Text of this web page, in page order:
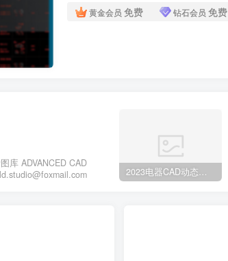
黄金会员 免费 钻石会员 免费
库 ADVANCED CAD
2023电器CAD动态图库